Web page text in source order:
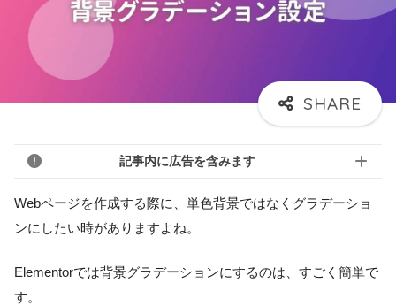
記事内に広告を含みます
Webページを作成する際に、単色背景ではなくグラデーショ
ンにしたい時がありますよね。
Elementorでは背景グラデーションにするのは、すごく簡単で
す。